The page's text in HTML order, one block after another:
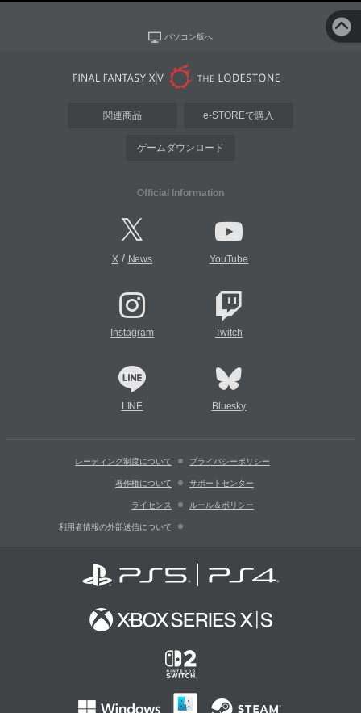
パソコン版へ
関連商品 e-STOREで購入
ゲームダウンロード
Official Information
X/ News YouTube
Instagram Twitch
LINE Bluesky
レーティング制度について プライバシーポリシー
著作権について サポートセンター
ライセンス ルール＆ポリシー
利用者情報の外部送信について